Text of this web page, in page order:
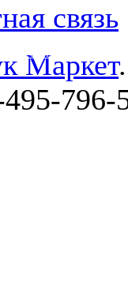
связь
сайта
Маркет.
796-